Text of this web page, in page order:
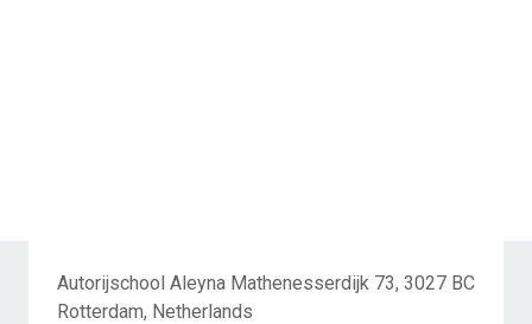
Autorijschool Aleyna Mathenesserdijk 73, 3027 BC
Rotterdam, Netherlands